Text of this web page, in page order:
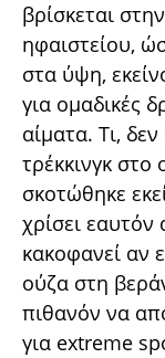
βρίσκεται
ηφαιστείου,
στα ύψη,
για ομαδικές
αίματα. Τι,
τρέκκινγκ
σκοτώθηκε
χρίσει
κακοφανεί αν
ούζα στη
πιθανόν να
για extreme